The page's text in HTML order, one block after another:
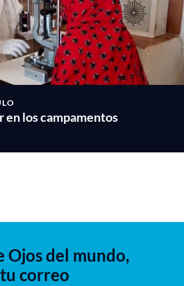
los campamentos
Ojos del mundo,
correo